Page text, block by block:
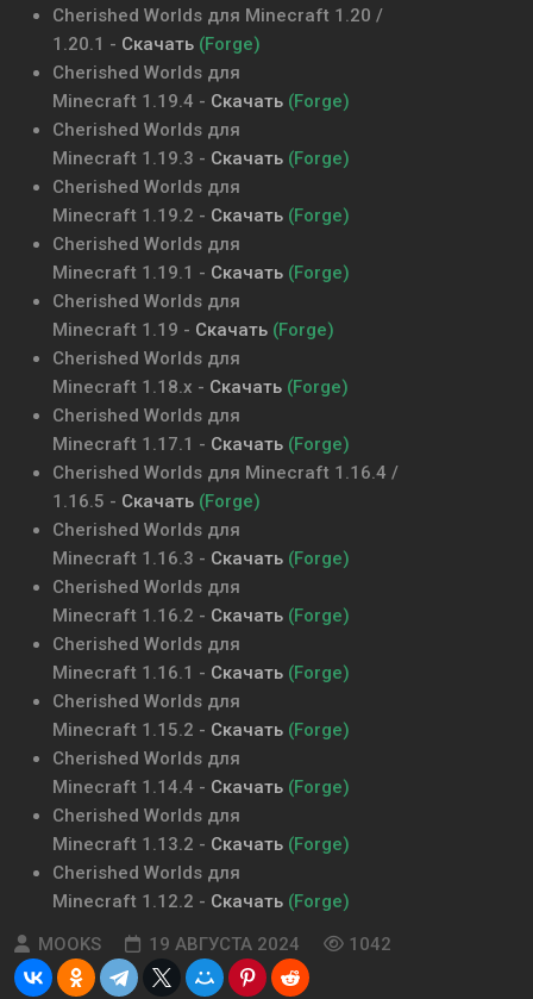
Cherished Worlds для Minecraft 1.20 /
1.20.1 - Скачать (Forge)
Cherished Worlds для
Minecraft 1.19.4 - Скачать (Forge)
Cherished Worlds для
Minecraft 1.19.3 - Скачать (Forge)
Cherished Worlds для
Minecraft 1.19.2 - Скачать (Forge)
Cherished Worlds для
Minecraft 1.19.1 - Скачать (Forge)
Cherished Worlds для
Minecraft 1.19 - Скачать (Forge)
Cherished Worlds для
Minecraft 1.18.x - Скачать (Forge)
Cherished Worlds для
Minecraft 1.17.1 - Скачать (Forge)
Cherished Worlds для Minecraft 1.16.4 /
1.16.5 - Скачать (Forge)
Cherished Worlds для
Minecraft 1.16.3 - Скачать (Forge)
Cherished Worlds для
Minecraft 1.16.2 - Скачать (Forge)
Cherished Worlds для
Minecraft 1.16.1 - Скачать (Forge)
Cherished Worlds для
Minecraft 1.15.2 - Скачать (Forge)
Cherished Worlds для
Minecraft 1.14.4 - Скачать (Forge)
Cherished Worlds для
Minecraft 1.13.2 - Скачать (Forge)
Cherished Worlds для
Minecraft 1.12.2 - Скачать (Forge)
MOOKS
19 АВГУСТА 2024 1042